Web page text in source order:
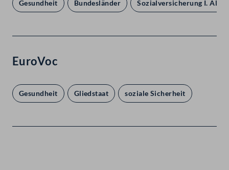
Gesundheit Bundesländer Sozialversicherung I.
EuroVoc
Gesundheit Gliedstaat soziale Sicherheit